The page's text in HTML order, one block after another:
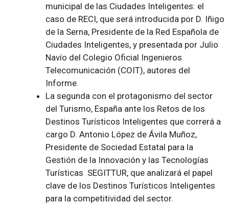
municipal de las Ciudades Inteligentes: el
caso de RECI, que será introducida por D. Iñigo
de la Serna, Presidente de la Red Española de
Ciudades Inteligentes, y presentada por Julio
Navío del Colegio Oficial Ingenieros
Telecomunicación (COIT), autores del
Informe.
La segunda con el protagonismo del sector
del Turismo, España ante los Retos de los
Destinos Turísticos Inteligentes que correrá a
cargo D. Antonio López de Ávila Muñoz,
Presidente de Sociedad Estatal para la
Gestión de la Innovación y las Tecnologías
Turísticas SEGITTUR, que analizará el papel
clave de los Destinos Turísticos Inteligentes
para la competitividad del sector.